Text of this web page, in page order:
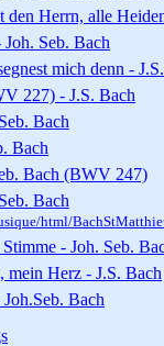
Herrn, alle
Seb. Bach
mich denn -
227) - J.S. Bach
Bach
Bach
Bach (BWV 247)
Bach
html/
- Joh. Seb.
mein Herz - J.S. Bach
Bach